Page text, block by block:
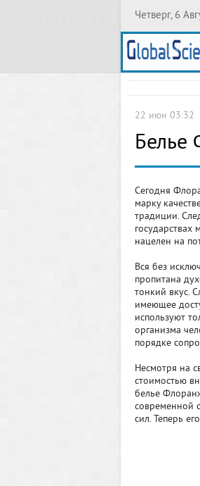
Четверг, 6
22 июн 03:32
Белье
Сегодня
марку
традиции.
нацелен на
Вся без
пропитана
тонкий вкус.
имеющее
используют
организма
порядке
Несмотря на
стоимостью
белье
современной
сил. Теперь